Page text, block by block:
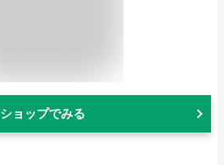
ショップでみる